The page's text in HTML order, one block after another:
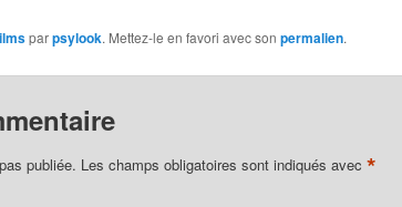
parpsylook. Mettez-le en favori avec son permalien.
publiée. Les champs obligatoires sont indiqués avec *